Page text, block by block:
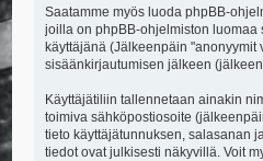
Saatamme myös luoda phpBB-
joilla on phpBB-ohjelmiston luomaa
käyttäjänä (Jälkeenpäin
sisäänkirjautumisen jälkeen
Käyttäjätiliin tallennetaan ainakin
toimiva sähköpostiosoite
tieto käyttäjätunnuksen, salasanan
tiedot ovat julkisesti näkyvillä. Voit